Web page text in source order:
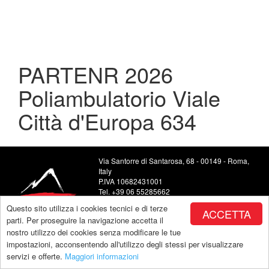
ACCETTA
Questo sito utilizza i cookies tecnici e di terze
parti. Per proseguire la navigazione accetta il
nostro utilizzo dei cookies senza modificare le tue
impostazioni, acconsentendo all'utilizzo degli stessi per visualizzare
servizi e offerte. Maggiori informazioni
PARTENR 2026
Poliambulatorio Viale
Città d'Europa 634
Via Santorre di Santarosa, 68 - 00149 - Roma,
Italy
P.IVA 10682431001
Tel. +39 06 55285662
Food and Beverage +39 06 5504443
E-mail: info@monteverdeclub.it
Copyright by Monteverde |